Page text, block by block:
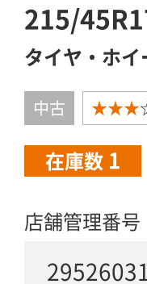
215/
タイヤ・ホイ
中古 ★★★
在庫数 1
店舗管理番号